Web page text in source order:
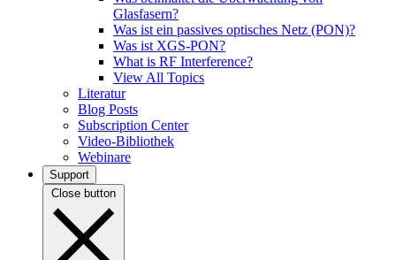
Glasfasern?
Was ist ein passives optisches Netz (PON)?
Was ist XGS-PON?
What is RF Interference?
View All Topics
Literatur
Blog Posts
Subscription Center
Video-Bibliothek
Webinare
Support
Close button